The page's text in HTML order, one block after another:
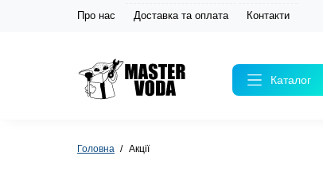
Про нас Доставка та оплата Контакти
Каталог
Головна Акції